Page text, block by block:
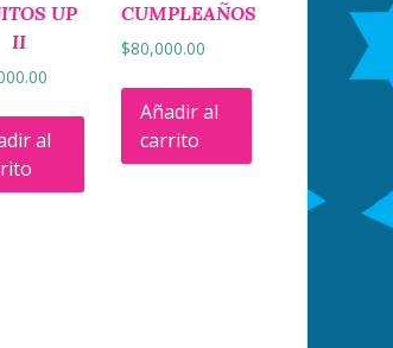
UP
II
al
CUMPLEAÑOS
$80,000.00
Añadir al
carrito